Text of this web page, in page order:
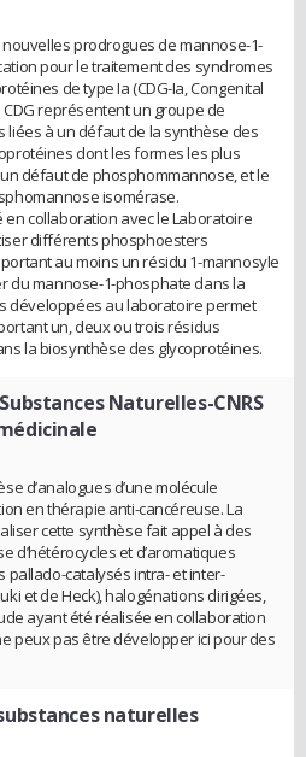
nouvelles prodrogues de mannose-1-
pour le traitement des syndromes
de type Ia (CDG-Ia, Congenital
représentent un groupe de
à un défaut de la synthèse des
dont les formes les plus
défaut de phosphommannose, et le
isomérase.
en collaboration avec le Laboratoire
différents phosphoesters
au moins un résidu 1-mannosyle
du mannose-1-phosphate dans la
développées au laboratoire permet
un, deux ou trois résidus
la biosynthèse des glycoprotéines.
Naturelles-CNRS
d’analogues d’une molécule
en thérapie anti-cancéreuse. La
cette synthèse fait appel à des
d’hétérocycles et d’aromatiques
pallado-catalysés intra- et inter-
et de Heck), halogénations dirigées,
ayant été réalisée en collaboration
peux pas être développer ici pour des
naturelles